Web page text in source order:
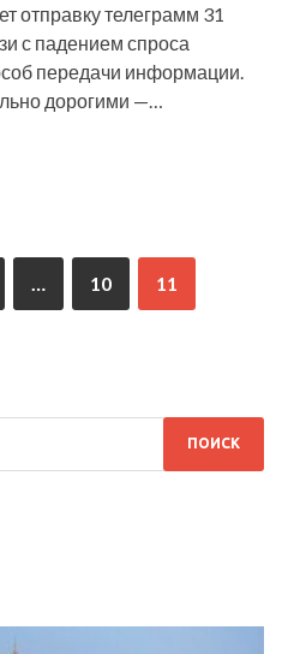
отправку телеграмм 31
с падением спроса
передачи информации.
дорогими —…
… 10 11